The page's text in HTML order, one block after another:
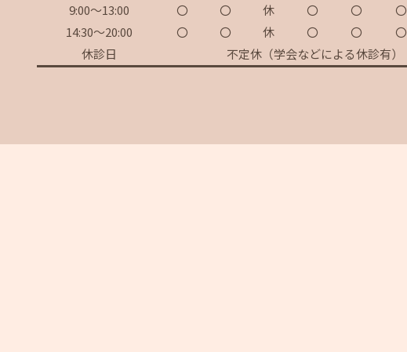
9:00～13:00
〇 〇 休 〇 〇 〇
14:30～20:00
〇 〇 休 〇 〇 〇
休診日
不定休（学会などによる休診有）